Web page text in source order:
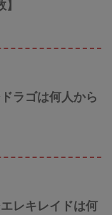
ラゴは何人から
レキレイドは何